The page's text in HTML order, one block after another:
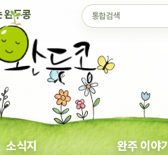
완두콩 통합검색
소식지 완주 이야기